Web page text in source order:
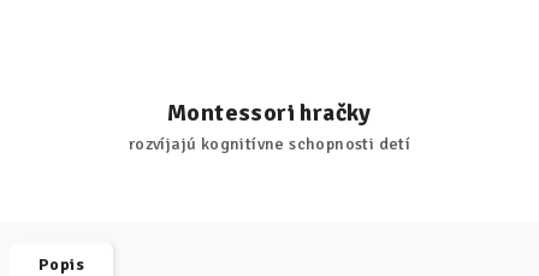
Montessori hračky
rozvíjajú kognitívne schopnosti detí
Popis